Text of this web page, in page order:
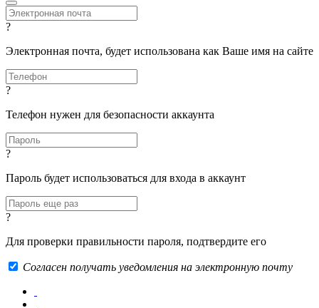
?
Электронная почта, будет использована как Ваше имя на сайте
?
Телефон нужен для безопасности аккаунта
?
Пароль будет использоваться для входа в аккаунт
?
Для проверки правильности пароля, подтвердите его
Согласен получать уведомления на электронную почту